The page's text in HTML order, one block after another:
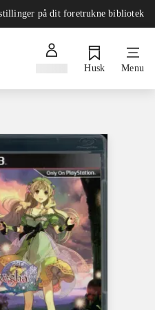
på dit foretrukne bibliotek
Husk Menu